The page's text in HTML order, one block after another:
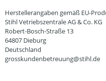
Herstellerangaben gemäß EU-
Stihl Vetriebszentrale AG & Co. KG
Robert-Bosch-Straße 13
64807 Dieburg
Deutschland
grosskundenbetreuung@stihl.de